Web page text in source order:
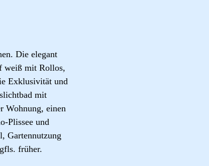
Die elegant
weiß mit Rollos,
Exklusivität und
mit
Wohnung, einen
Plissee und
Gartennutzung
früher.